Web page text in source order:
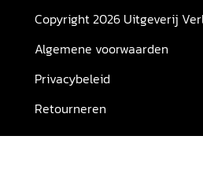
Copyright 2026 Uitgeverij
Algemene voorwaarden
Privacybeleid
Retourneren